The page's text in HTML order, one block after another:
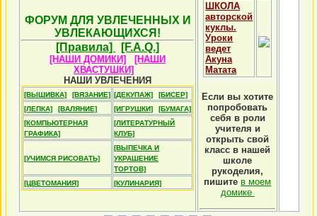
ФОРУМ ДЛЯ УВЛЕЧЕННЫХ И
УВЛЕКАЮЩИХСЯ!
[Правила]
[F.A.Q.]
[НАШИ ДОМИКИ]
[НАШИ
ХВАСТУШКИ]
НАШИ УВЛЕЧЕНИЯ
[ВЫШИВКА] [ВЯЗАНИЕ] [ДЕКУПАЖ]
[БИСЕР]
[ЛЕПКА]
[ВАЛЯНИЕ] [ИГРУШКИ]
[БУМАГА]
[КОМПЬЮТЕРНАЯ
ГРАФИКА]
[ЛИТЕРАТУРНЫЙ
КЛУБ]
[УЧИМСЯ РИСОВАТЬ]
[ВЫПЕЧКА И
УКРАШЕНИЕ
ТОРТОВ]
[ЦВЕТОМАНИЯ]
[КУЛИНАРИЯ]
ШКОЛА
авторской
куклы.
Уроки
ведет
Акуна
Матата
Если вы хотите
попробовать
себя в роли
учителя и
открыть свой
класс в нашей
школе
рукоделия,
пишите в моем
домике